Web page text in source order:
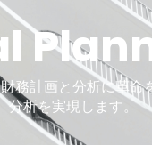
計画と分析に革命
分析を実現します。